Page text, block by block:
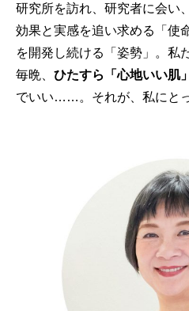
研究所を訪れ、研究者に会い
効果と実感を追い求める「使
を開発し続ける「姿勢」。私
毎晩、 ひたすら「心地いい肌
でいい……。それが、私にと